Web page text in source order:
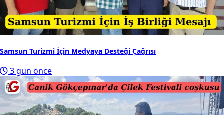
Samsun Turizmi İçin Medyaya Desteği Çağrısı
3 gün önce